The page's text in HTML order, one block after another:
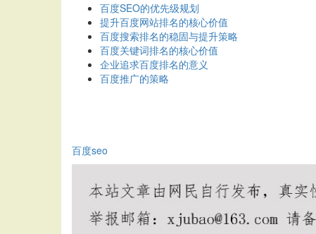
百度SEO的优先级规划
提升百度网站排名的核心价值
百度搜索排名的稳固与提升策略
百度关键词排名的核心价值
企业追求百度排名的意义
百度推广的策略
百度seo